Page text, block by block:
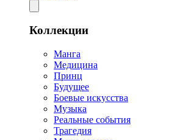
Коллекции
Манга
Медицина
Принц
Будущее
Боевые искусства
Музыка
Реальные события
Трагедия